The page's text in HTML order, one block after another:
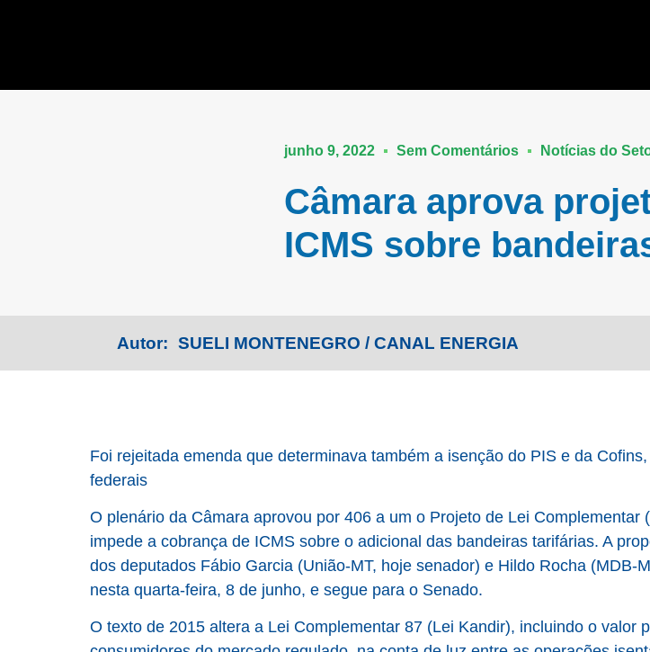
junho 9, 2022 Sem Comentários Notícias do
Câmara aprova
ICMS sobre
Autor: SUELI MONTENEGRO / CANAL ENERGIA
Foi rejeitada emenda que determinava também a isenção do PIS e da
federais
O plenário da Câmara aprovou por 406 a um o Projeto de Lei Complementar
impede a cobrança de ICMS sobre o adicional das bandeiras tarifárias. A
dos deputados Fábio Garcia (União-MT, hoje senador) e Hildo Rocha (MDB-
nesta quarta-feira, 8 de junho, e segue para o Senado.
O texto de 2015 altera a Lei Complementar 87 (Lei Kandir), incluindo o valor